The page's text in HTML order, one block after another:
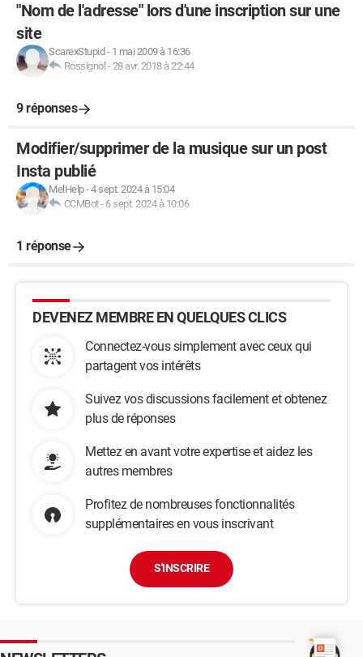
"Nom de l'adresse" lors d'une inscription sur une
site
ScarexStupid - 1 mai 2009 à 16:36
Rossignol -28 avr. 2018 à 22:44
9 réponses
Modifier/supprimer de la musique sur un post
Insta publié
MelHelp-4 sept. 2024 à 15:04
CCMBot- 6 sept. 2024 à 10:06
1 réponse
DEVENEZ MEMBRE EN QUELQUES CLICS
Connectez-vous simplement avec ceux qui
partagent vos intérêts
Suivez vos discussions facilement et obtenez
plus de réponses
Mettez en avant votre expertise et aidez les
autres membres
Profitez de nombreuses fonctionnalités
supplémentaires en vous inscrivant
S'INSCRIRE